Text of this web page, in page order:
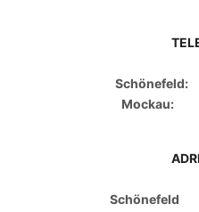
Schönefeld:
Mockau:
Schönefeld